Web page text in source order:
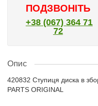
ПОДЗВОНІТЬ
+38 (067) 364 71
72
Опис
420832 Ступиця диска в
PARTS ORIGINAL